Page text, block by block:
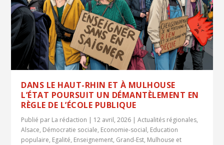
DANS LE HAUT-RHIN ET À MULHOUSE
L’ÉTAT POURSUIT UN DÉMANTÈLEMENT EN
RÈGLE DE L’ÉCOLE PUBLIQUE
Publié par La rédaction | 12 avril, 2026 |Actualités régionales,
Alsace, Démocratie sociale, Economie-social, Education
populaire, Egalité, Enseignement, Grand-Est, Mulhouse et